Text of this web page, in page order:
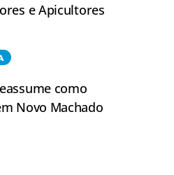
e Apicultores
como
Novo Machado